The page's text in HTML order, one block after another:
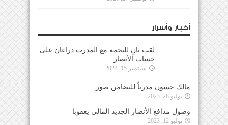
أخبار وأسرار
لقب ثانٍ للنجمة مع المدرب دراغان على
حساب الأنصار
سبتمبر 15, 2024
مالك حسون مدرباً للتضامن صور
يوليو 28, 2023
وصول مدافع الأنصار الجديد المالي يعقوبا
يوليو 12, 2023